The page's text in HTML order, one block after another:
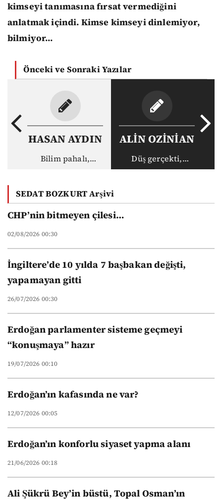
kimseyi tanımasına fırsat vermediğini
anlatmak içindi. Kimse kimseyi dinlemiyor,
bilmiyor…
Önceki ve Sonraki Yazılar
HASAN AYDIN
Bilim pahalı,
üniversitelerinin
yeni düzeni
ALİN OZİNİAN
Düş gerçekti,
gerçek haksız
SEDAT BOZKURT Arşivi
CHP’nin bitmeyen çilesi…
02/08/2026 00:30
İngiltere’de 10 yılda 7 başbakan değişti,
yapamayan gitti
26/07/2026 00:30
Erdoğan parlamenter sisteme geçmeyi
“konuşmaya” hazır
19/07/2026 00:10
Erdoğan’ın kafasında ne var?
12/07/2026 00:05
Erdoğan’ın konforlu siyaset yapma alanı
21/06/2026 00:18
Ali Şükrü Bey’in büstü, Topal Osman’ın